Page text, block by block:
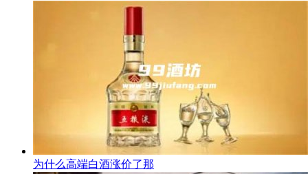
为什么高端白酒涨价了那